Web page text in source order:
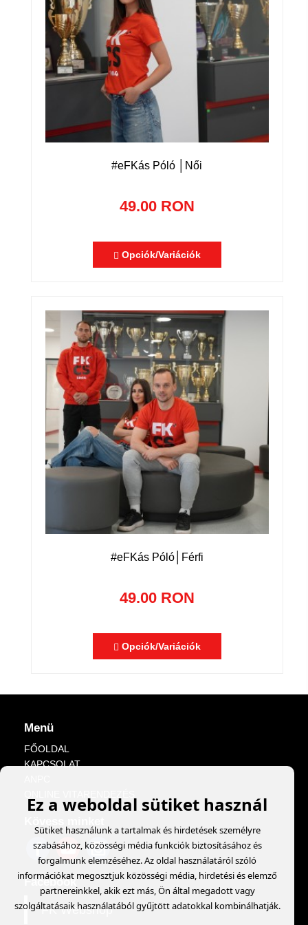
#eFKás Póló │Női
49.00 RON
Opciók/Variációk
#eFKás Póló│Férfi
49.00 RON
Opciók/Variációk
Menü
FŐOLDAL
KAPCSOLAT
Facebook
FK Webshop
Ez a weboldal sütiket használ
Sütiket használunk a tartalmak és hirdetések személyre
szabásához, közösségi média funkciók biztosításához és
forgalmunk elemzéséhez. Az oldal használatáról szóló
információkat megosztjuk közösségi média, hirdetési és elemző
partnereinkkel, akik ezt más, Ön által megadott vagy
szolgáltatásaik használatából gyűjtött adatokkal kombinálhatják.